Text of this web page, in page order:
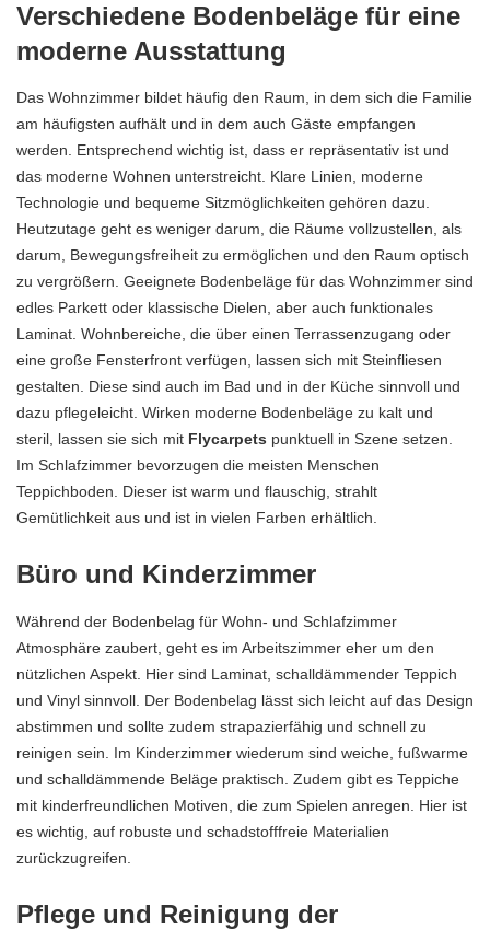
Verschiedene Bodenbeläge für eine
moderne Ausstattung
Das Wohnzimmer bildet häufig den Raum, in dem sich die Familie
am häufigsten aufhält und in dem auch Gäste empfangen
werden. Entsprechend wichtig ist, dass er repräsentativ ist und
das moderne Wohnen unterstreicht. Klare Linien, moderne
Technologie und bequeme Sitzmöglichkeiten gehören dazu.
Heutzutage geht es weniger darum, die Räume vollzustellen, als
darum, Bewegungsfreiheit zu ermöglichen und den Raum optisch
zu vergrößern. Geeignete Bodenbeläge für das Wohnzimmer sind
edles Parkett oder klassische Dielen, aber auch funktionales
Laminat. Wohnbereiche, die über einen Terrassenzugang oder
eine große Fensterfront verfügen, lassen sich mit Steinfliesen
gestalten. Diese sind auch im Bad und in der Küche sinnvoll und
dazu pflegeleicht. Wirken moderne Bodenbeläge zu kalt und
steril, lassen sie sich mit Flycarpets punktuell in Szene setzen.
Im Schlafzimmer bevorzugen die meisten Menschen
Teppichboden. Dieser ist warm und flauschig, strahlt
Gemütlichkeit aus und ist in vielen Farben erhältlich.
Büro und Kinderzimmer
Während der Bodenbelag für Wohn- und Schlafzimmer
Atmosphäre zaubert, geht es im Arbeitszimmer eher um den
nützlichen Aspekt. Hier sind Laminat, schalldämmender Teppich
und Vinyl sinnvoll. Der Bodenbelag lässt sich leicht auf das Design
abstimmen und sollte zudem strapazierfähig und schnell zu
reinigen sein. Im Kinderzimmer wiederum sind weiche, fußwarme
und schalldämmende Beläge praktisch. Zudem gibt es Teppiche
mit kinderfreundlichen Motiven, die zum Spielen anregen. Hier ist
es wichtig, auf robuste und schadstofffreie Materialien
zurückzugreifen.
Pflege und Reinigung der